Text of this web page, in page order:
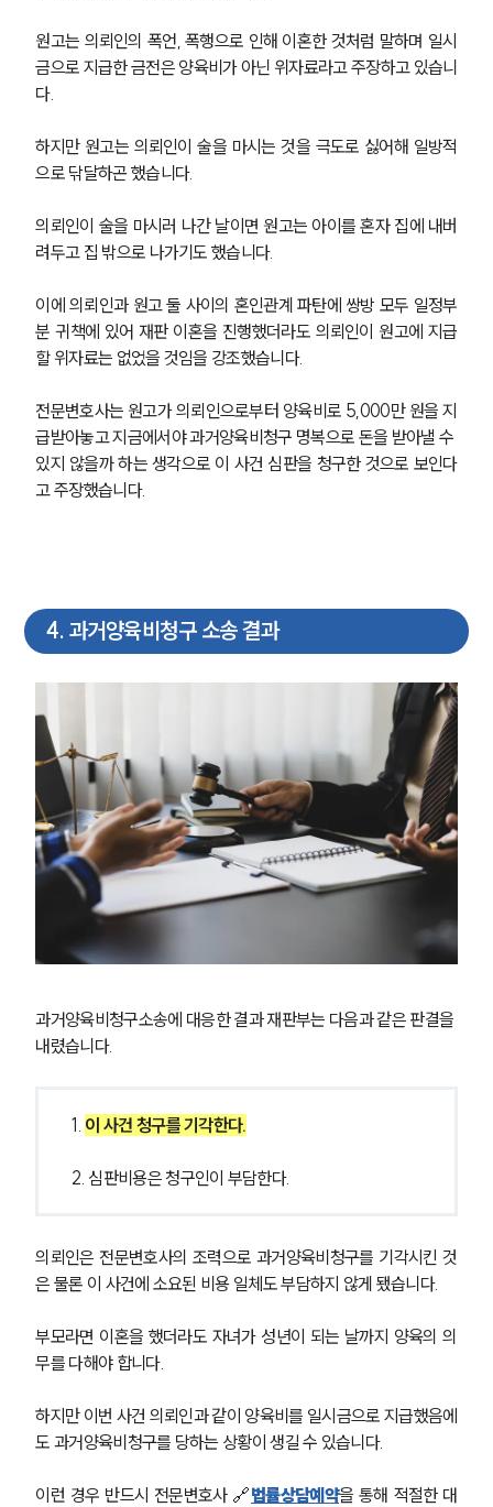
부소개
오시는 길
글로벌 파트너 로펌
통합검색
업무사례
사례분석/최신동향
이혼소송·상담후기
원고는 의뢰인의 폭언, 폭행으로 인해 이혼한 것처럼 말하며 일시
금으로 지급한 금전은 양육비가 아닌 위자료라고 주장하고 있습니
다.
하지만 원고는 의뢰인이 술을 마시는 것을 극도로 싫어해 일방적
으로 닦달하곤 했습니다.
의뢰인이 술을 마시러 나간 날이면 원고는 아이를 혼자 집에 내버
려두고 집 밖으로 나가기도 했습니다.
이에 의뢰인과 원고 둘 사이의 혼인관계 파탄에 쌍방 모두 일정부
분 귀책에 있어 재판 이혼을 진행했더라도 의뢰인이 원고에 지급
할 위자료는 없었을 것임을 강조했습니다.
전문변호사는 원고가 의뢰인으로부터 양육비로 5,000만 원을 지
급받아놓고 지금에서야 과거양육비청구 명복으로 돈을 받아낼 수
있지 않을까 하는 생각으로 이 사건 심판을 청구한 것으로 보인다
고 주장했습니다.
4. 과거양육비청구 소송 결과
과거양육비청구소송에 대응한 결과 재판부는 다음과 같은 판결을
내렸습니다.
1. 이 사건 청구를 기각한다.
2. 심판비용은 청구인이 부담한다.
의뢰인은 전문변호사의 조력으로 과거양육비청구를 기각시킨 것
은 물론 이 사건에 소요된 비용 일체도 부담하지 않게 됐습니다.
부모라면 이혼을 했더라도 자녀가 성년이 되는 날까지 양육의 의
무를 다해야 합니다.
하지만 이번 사건 의뢰인과 같이 양육비를 일시금으로 지급했음에
도 과거양육비청구를 당하는 상황이 생길 수 있습니다.
이런 경우 반드시 전문변호사 🔗법률상담예약을 통해 적절한 대